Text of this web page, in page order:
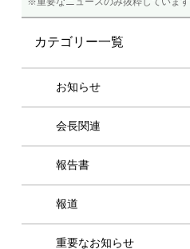
カテゴリー一覧
お知らせ
会長関連
報告書
報道
重要なお知らせ